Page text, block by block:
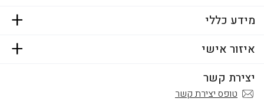
מידע כללי
איזור אישי
יצירת קשר
טופס יצירת קשר